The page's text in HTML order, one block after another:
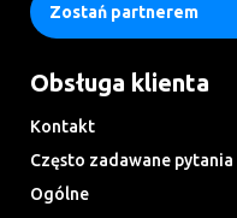
Zostań partnerem
Obsługa klienta
Kontakt
Często zadawane pytania
Ogólne